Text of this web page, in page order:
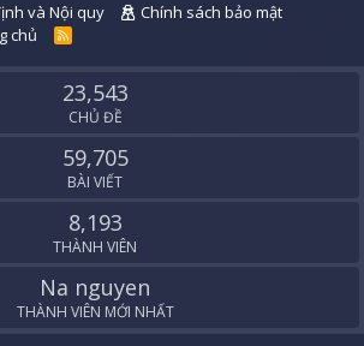
và Nội quy
Chính sách bảo mật
chủ
R
S
23,543
CHỦ ĐỀ
59,705
BÀI VIẾT
8,193
THÀNH VIÊN
Na nguyen
THÀNH VIÊN MỚI NHẤT